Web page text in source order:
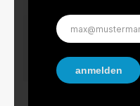
E-
Mail-
Adresse*
anmelden